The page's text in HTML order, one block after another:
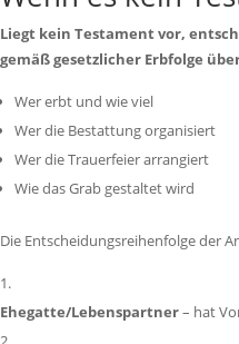
Liegt kein Testament vor,
gemäß gesetzlicher Erbfolge
Wer erbt und wie viel
Wer die Bestattung organisiert
Wer die Trauerfeier arrangiert
Wie das Grab gestaltet wird
Die Entscheidungsreihenfolge der
Ehegatte/Lebenspartner– hat